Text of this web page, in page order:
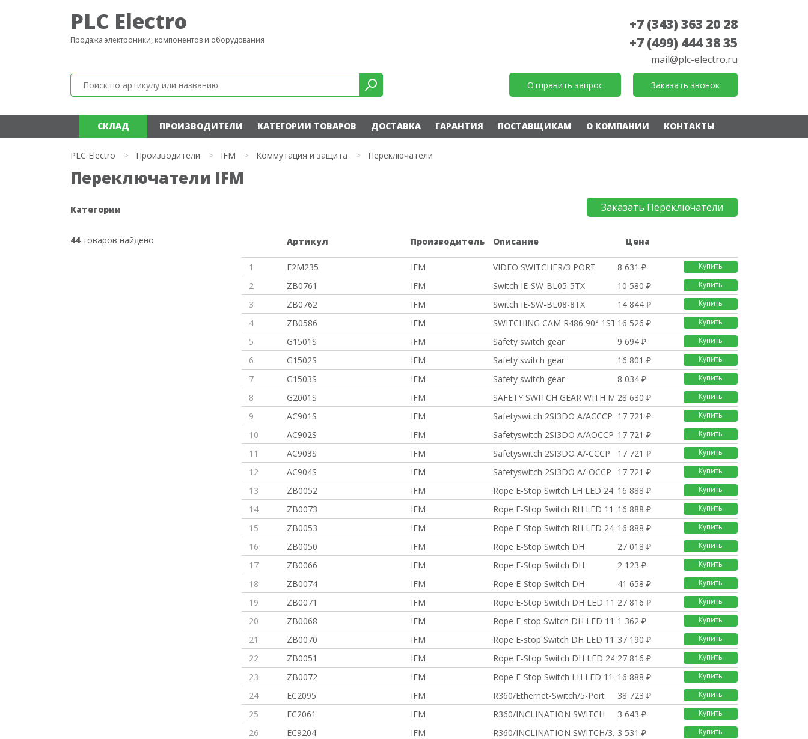
PLC Electro
Продажа электроники, компонентов и оборудования
+7 (343) 363 20 28
+7 (499) 444 38 35
mail@plc-electro.ru
Отправить запрос Заказать звонок
СКЛАД ПРОИЗВОДИТЕЛИ КАТЕГОРИИ ТОВАРОВ ДОСТАВКА ГАРАНТИЯ ПОСТАВЩИКАМ О КОМПАНИИ КОНТАКТЫ
PLC Electro > Производители > IFM > Коммутация и защита > Переключатели
Переключатели IFM
Категории
44товаров найдено
Заказать Переключатели
Артикул Производитель Описание Цена
1 E2M235 IFM VIDEO SWITCHER/3 PORT 8 631 ₽ Купить
2 ZB0761 IFM Switch IE-SW-BL05-5TX 10 580 ₽ Купить
3 ZB0762 IFM Switch IE-SW-BL08-8TX 14 844 ₽ Купить
4 ZB0586 IFM SWITCHING CAM R486 90° 1ST AXI16 526 ₽ Купить
5 G1501S IFM Safety switch gear 9 694 ₽ Купить
6 G1502S IFM Safety switch gear 16 801 ₽ Купить
7 G1503S IFM Safety switch gear 8 034 ₽ Купить
8 G2001S IFM SAFETY SWITCH GEAR WITH MUTING
28 630 ₽ Купить
9 AC901S IFM Safetyswitch 2SI3DO A/ACCCP 17 721 ₽ Купить
10 AC902S IFM Safetyswitch 2SI3DO A/AOCCP 17 721 ₽ Купить
11 AC903S IFM Safetyswitch 2SI3DO A/-CCCP 17 721 ₽ Купить
12 AC904S IFM Safetyswitch 2SI3DO A/-OCCP 17 721 ₽ Купить
13 ZB0052 IFM Rope E-Stop Switch LH LED 24 V16 888 ₽ Купить
14 ZB0073 IFM Rope E-Stop Switch RH LED 11016 888 ₽ Купить
15 ZB0053 IFM Rope E-Stop Switch RH LED 24 V16 888 ₽ Купить
16 ZB0050 IFM Rope E-Stop Switch DH 27 018 ₽ Купить
17 ZB0066 IFM Rope E-Stop Switch DH 2 123 ₽ Купить
18 ZB0074 IFM Rope E-Stop Switch DH 41 658 ₽ Купить
19 ZB0071 IFM Rope E-Stop Switch DH LED 11027 816 ₽ Купить
20 ZB0068 IFM Rope E-stop Switch DH LED 110V1 362 ₽ Купить
21 ZB0070 IFM Rope E-stop Switch DH LED 110V37 190 ₽ Купить
22 ZB0051 IFM Rope E-Stop Switch DH LED 24V27 816 ₽ Купить
23 ZB0072 IFM Rope E-Stop Switch LH LED 11016 888 ₽ Купить
24 EC2095 IFM R360/Ethernet-Switch/5-Port 38 723 ₽ Купить
25 EC2061 IFM R360/INCLINATION SWITCH 3 643 ₽ Купить
26 EC9204 IFM R360/INCLINATION SWITCH/3.5M3 531 ₽ Купить